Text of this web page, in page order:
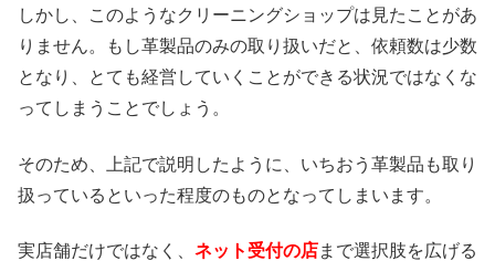
しかし、このようなクリーニングショップは見たことがあ
りません。もし革製品のみの取り扱いだと、依頼数は少数
となり、とても経営していくことができる状況ではなくな
ってしまうことでしょう。
そのため、上記で説明したように、いちおう革製品も取り
扱っているといった程度のものとなってしまいます。
実店舗だけではなく、 ネット受付の店まで選択肢を広げる